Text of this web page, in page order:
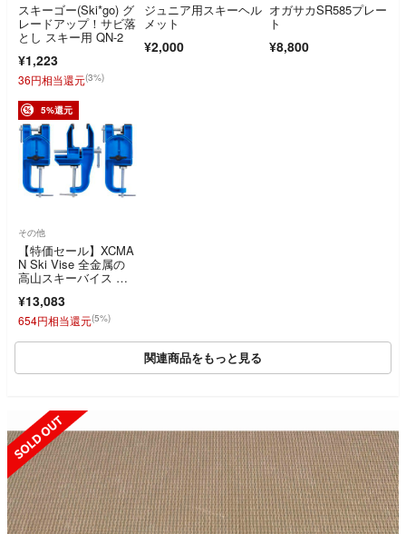
スキーゴー(Ski*go) グ
レードアップ！サビ落
とし スキー用 QN-2
¥1,223
36円相当還元(3%)
ジュニア用スキーヘル
メット
¥2,000
オガサカSR585プレー
ト
¥8,800
5%還元
その他
【特価セール】XCMA
N Ski Vise 全金属の
高山スキーバイス の
¥13,083
654円相当還元(5%)
関連商品をもっと見る